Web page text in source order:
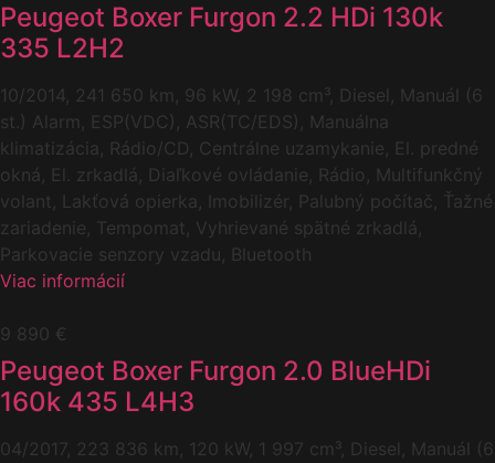
Peugeot Boxer Furgon 2.2 HDi 130k
335 L2H2
10/2014, 241 650 km, 96 kW, 2 198 cm³, Diesel, Manuál (6
st.) Alarm, ESP(VDC), ASR(TC/EDS), Manuálna
klimatizácia, Rádio/CD, Centrálne uzamykanie, El. predné
okná, El. zrkadlá, Diaľkové ovládanie, Rádio, Multifunkčný
volant, Lakťová opierka, Imobilizér, Palubný počítač, Ťažné
zariadenie, Tempomat, Vyhrievané spätné zrkadlá,
Parkovacie senzory vzadu, Bluetooth
Viac informácií
9 890 €
Peugeot Boxer Furgon 2.0 BlueHDi
160k 435 L4H3
04/2017, 223 836 km, 120 kW, 1 997 cm³, Diesel, Manuál (6